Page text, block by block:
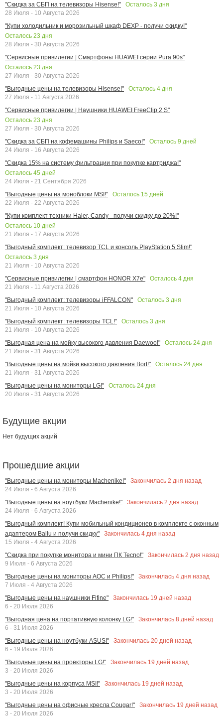
"Скидка за СБП на телевизоры Hisense!"
Осталось 3 дня
28 Июля - 10 Августа 2026
"Купи холодильник и морозильный шкаф DEXP - получи скидку!"
Осталось 23 дня
28 Июля - 30 Августа 2026
"Сервисные привилегии | Смартфоны HUAWEI серии Pura 90s"
Осталось 23 дня
27 Июля - 30 Августа 2026
"Выгодные цены на телевизоры Hisense!"
Осталось 4 дня
27 Июля - 11 Августа 2026
"Сервисные привилегии | Наушники HUAWEI FreeClip 2 S"
Осталось 23 дня
27 Июля - 30 Августа 2026
"Скидка за СБП на кофемашины Philips и Saeco!"
Осталось 9 дней
24 Июля - 16 Августа 2026
"Скидка 15% на систему фильтрации при покупке картриджа!"
Осталось 45 дней
24 Июля - 21 Сентября 2026
"Выгодные цены на моноблоки MSI!"
Осталось 15 дней
22 Июля - 22 Августа 2026
"Купи комплект техники Haier, Candy - получи скидку до 20%!"
Осталось 10 дней
21 Июля - 17 Августа 2026
"Выгодный комплект: телевизор TCL и консоль PlayStation 5 Slim!"
Осталось 3 дня
21 Июля - 10 Августа 2026
"Сервисные привилегии | смартфон HONOR X7e"
Осталось 4 дня
21 Июля - 11 Августа 2026
"Выгодный комплект: телевизоры iFFALCON"
Осталось 3 дня
21 Июля - 10 Августа 2026
"Выгодный комплект: телевизоры TCL!"
Осталось 3 дня
21 Июля - 10 Августа 2026
"Выгодная цена на мойку высокого давления Daewoo!"
Осталось 24 дня
21 Июля - 31 Августа 2026
"Выгодные цены на мойки высокого давления Bort!"
Осталось 24 дня
21 Июля - 31 Августа 2026
"Выгодные цены на мониторы LG!"
Осталось 24 дня
20 Июля - 31 Августа 2026
Будущие акции
Нет будущих акций
Прошедшие акции
"Выгодные цены на мониторы Machenike!" Закончилась 2 дня назад
24 Июля - 6 Августа 2026
"Выгодные цены на ноутбуки Machenike!"
Закончилась 2 дня назад
24 Июля - 6 Августа 2026
"Выгодный комплект! Купи мобильный кондиционер в комплекте с оконным
адаптером Ballu и получи скидку"
Закончилась 4 дня назад
15 Июля - 4 Августа 2026
"Скидка при покупке монитора и мини ПК Tecno!"
Закончилась 2 дня назад
9 Июля - 6 Августа 2026
"Выгодные цены на мониторы AOC и Philips!"
Закончилась 4 дня назад
7 Июля - 4 Августа 2026
"Выгодные цены на наушники Fifine"
Закончилась 19 дней назад
6 - 20 Июля 2026
"Выгодная цена на портативную колонку LG!"
Закончилась 8 дней назад
6 - 31 Июля 2026
"Выгодные цены на ноутбуки ASUS!"
Закончилась 20 дней назад
6 - 19 Июля 2026
"Выгодные цены на проекторы LG!"
Закончилась 19 дней назад
3 - 20 Июля 2026
"Выгодные цены на корпуса MSI!"
Закончилась 19 дней назад
3 - 20 Июля 2026
"Выгодные цены на офисные кресла Cougar!"
Закончилась 19 дней назад
3 - 20 Июля 2026